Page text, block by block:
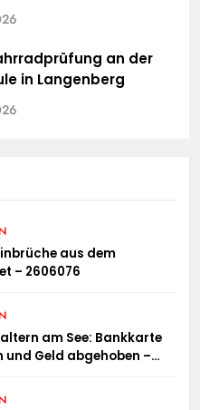
an der
in Langenberg
aus dem
– 2606076
am See: Bankkarte
und Geld abgehoben –